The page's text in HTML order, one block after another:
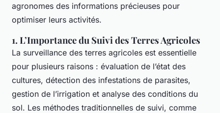
agronomes des informations précieuses pour
optimiser leurs activités.
1. L’Importance du Suivi des Terres Agricoles
La surveillance des terres agricoles est essentielle
pour plusieurs raisons : évaluation de l’état des
cultures, détection des infestations de parasites,
gestion de l’irrigation et analyse des conditions du
sol. Les méthodes traditionnelles de suivi, comme